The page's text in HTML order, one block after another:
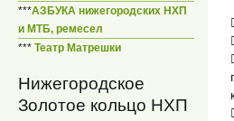
***АЗБУКА нижегородских НХП
и МТБ, ремесел
*** Театр Матрешки
Нижегородское
Золотое кольцо НХП